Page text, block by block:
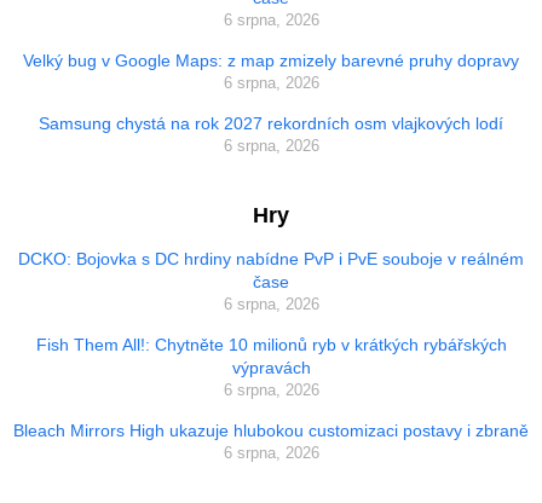
6 srpna, 2026
Velký bug v Google Maps: z map zmizely barevné pruhy dopravy
6 srpna, 2026
Samsung chystá na rok 2027 rekordních osm vlajkových lodí
6 srpna, 2026
Hry
DCKO: Bojovka s DC hrdiny nabídne PvP i PvE souboje v reálném
čase
6 srpna, 2026
Fish Them All!: Chytněte 10 milionů ryb v krátkých rybářských
výpravách
6 srpna, 2026
Bleach Mirrors High ukazuje hlubokou customizaci postavy i zbraně
6 srpna, 2026